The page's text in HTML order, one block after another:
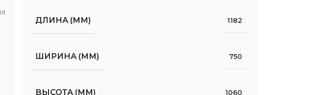
ДЛИНА (ММ) 1182
ШИРИНА (ММ) 750
ВЫСОТА (ММ) 1060